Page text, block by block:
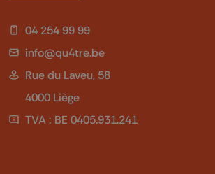
04 254 99 99
info@qu4tre.be
Rue du Laveu, 58
4000 Liège
TVA : BE 0405.931.241